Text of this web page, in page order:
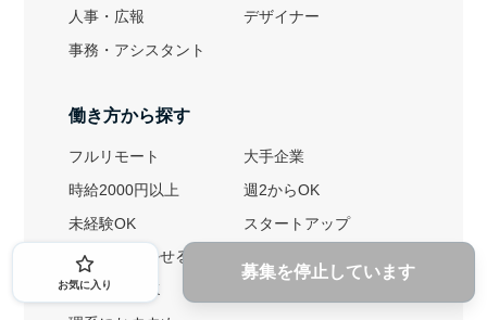
お気に入り
募集を停止しています
人事・広報 デザイナー
事務・アシスタント
働き方から探す
フルリモート 大手企業
時給2000円以上 週2からOK
未経験OK スタートアップ
英語力を活かせる
1ヶ月からOK